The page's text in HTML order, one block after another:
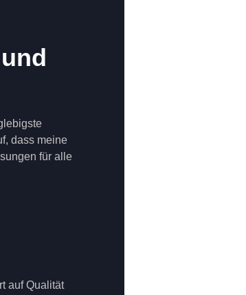
dass meine
für alle
auf Qualität